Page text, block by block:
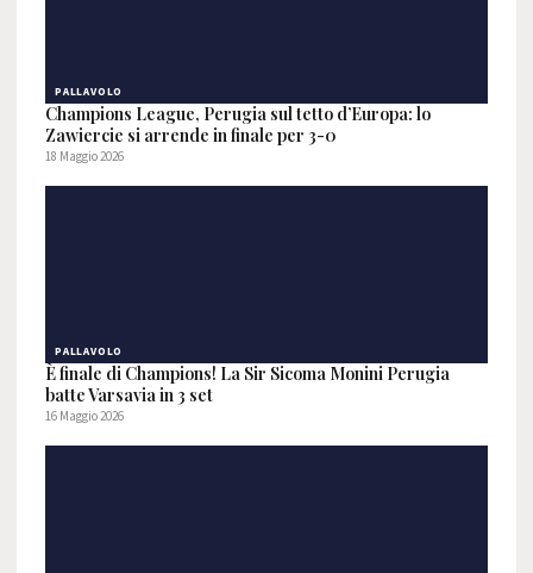
PALLAVOLO
Champions League, Perugia sul tetto d’Europa: lo
Zawiercie si arrende in finale per 3-0
18 Maggio 2026
PALLAVOLO
È finale di Champions! La Sir Sicoma Monini Perugia
batte Varsavia in 3 set
16 Maggio 2026